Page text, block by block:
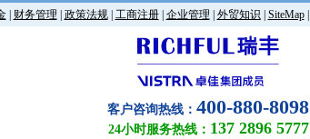
| 财务管理 政策法规| 工商注册| 企业管理 外贸知识 SiteMap|
客户咨询热线： 400-880-8098
24小时服务热线： 137 2896 5777